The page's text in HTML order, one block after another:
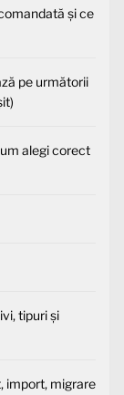
și ce
pe următorii
alegi corect
tipuri și
import, migrare